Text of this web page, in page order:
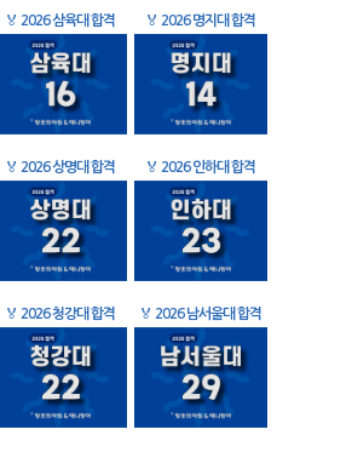
🏅 2026 삼육대 합격 🏅 2026 명지대 합격
🏅 2026 상명대 합격 🏅 2026 인하대 합격
🏅 2026 청강대 합격 🏅 2026 남서울대 합격